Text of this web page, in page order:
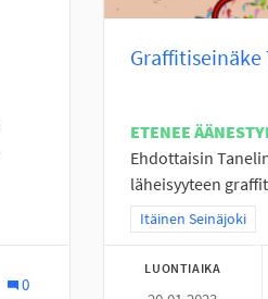
0
ETENEE
Ehdottaisin
läheisyyteen
Rajaa tulokset
Itäinen Seinäjoki
LUONTIAIKA